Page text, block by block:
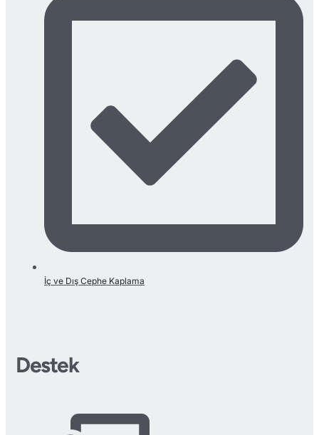
İç ve Dış Cephe Kaplama
Destek